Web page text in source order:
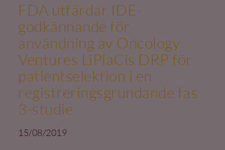
FDA utfärdar IDE-
godkännande för
användning av Oncology
Ventures LiPlaCis DRP för
patientselektion i en
registreringsgrundande fas
3-studie
15/08/2019